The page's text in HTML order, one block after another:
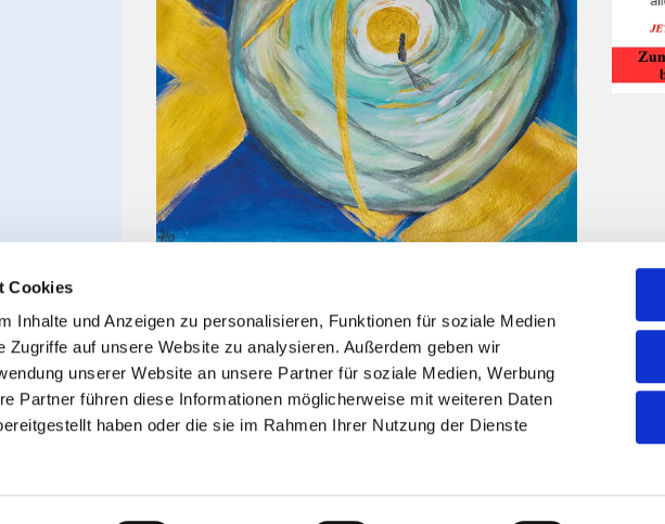
Cookies
Inhalte und Anzeigen zu personalisieren, Funktionen für soziale Medien
Zugriffe auf unsere Website zu analysieren. Außerdem geben wir
unserer Website an unsere Partner für soziale Medien, Werbung
Partner führen diese Informationen möglicherweise mit weiteren Daten
haben oder die sie im Rahmen Ihrer Nutzung der Dienste